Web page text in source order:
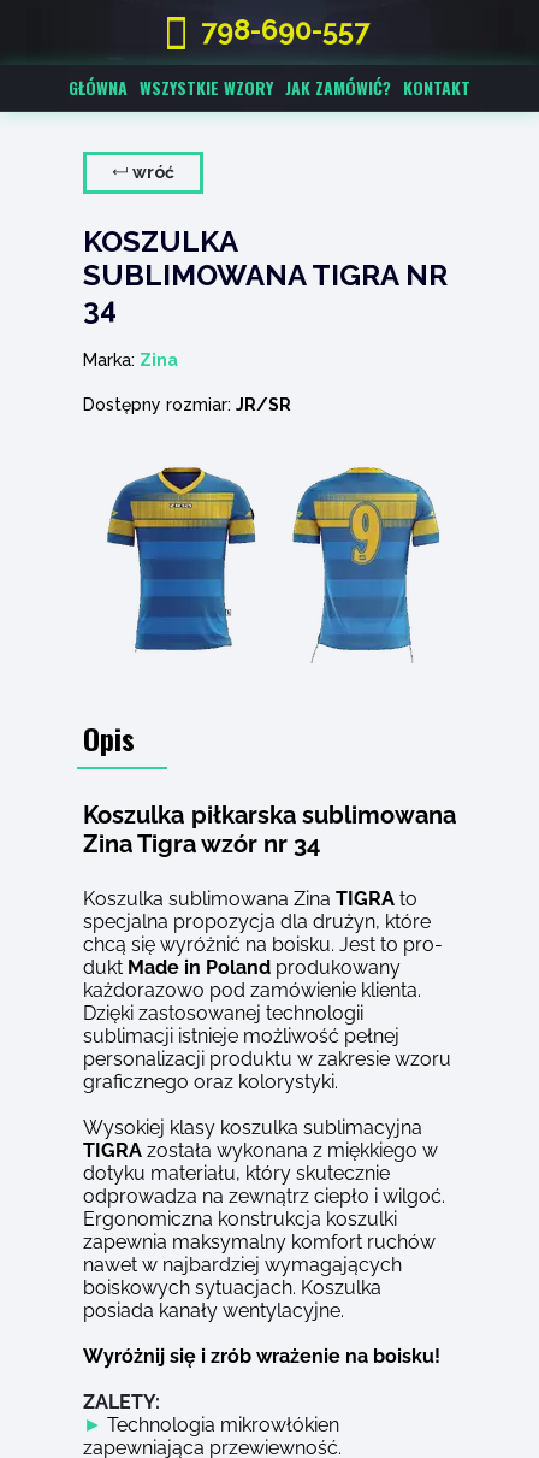
798-690-557
GŁÓWNA WSZYSTKIE WZORY JAK ZAMÓWIĆ? KONTAKT
wróć
Dostępny rozmiar: JR/SR
Marka: Zina
Opis
Koszulka piłkarska sublimowana
Zina Tigra wzór nr 34
Koszulka sublimowana Zina TIGRA to
specjalna propozycja dla drużyn, które
chcą się wyróżnić na boisku. Jest to pro­
dukt Made in Poland produkowany
każdorazowo pod zamówienie klienta.
Dzięki zastosowanej technologii
sublimacji istnieje możliwość pełnej
personalizacji pro­duktu w zakresie wzoru
graficznego oraz kolorystyki.
Wysokiej klasy koszulka sublimacyjna
TIGRA została wykonana z miękkiego w
dotyku materiału, który skutecznie
odprowadza na zewnątrz ciepło i wilgoć.
Ergonomiczna konstrukcja koszulki
zapewnia maksymalny komfort ruchów
nawet w najbardziej wymagających
boiskowych sytuacjach. Koszulka
posiada kanały wentylacyjne.
Wyróżnij się i zrób wrażenie na boisku!
ZALETY:
► Technologia mikrowłókien
zapewniająca przewiewność.
KOSZULKA
SUBLIMOWANA TIGRA NR
34